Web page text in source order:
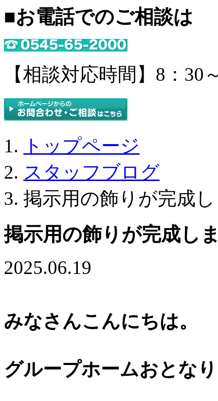
■お電話でのご相談は
【相談対応時間】8：30
トップページ
スタッフブログ
掲示用の飾りが完成
掲示用の飾りが完成し
2025.06.19
みなさんこんにちは。
グループホームおとな